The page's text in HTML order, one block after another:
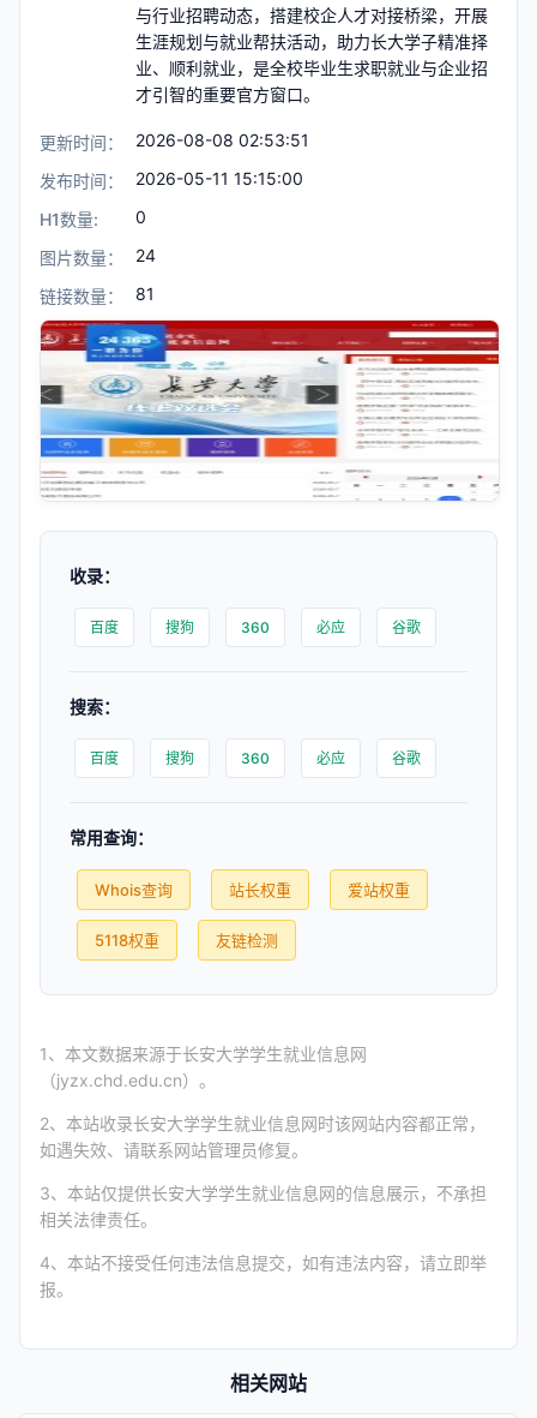
与行业招聘动态，搭建校企人才对接桥梁，开展
生涯规划与就业帮扶活动，助力长大学子精准择
业、顺利就业，是全校毕业生求职就业与企业招
才引智的重要官方窗口。
更新时间：
2026-08-08 02:53:51
发布时间：
2026-05-11 15:15:00
H1数量:
0
图片数量：
24
链接数量：
81
收录：
百度 搜狗 360 必应 谷歌
搜索：
百度 搜狗 360 必应 谷歌
常用查询：
Whois查询 站长权重 爱站权重
5118权重 友链检测
1、本文数据来源于长安大学学生就业信息网
（jyzx.chd.edu.cn）。
2、本站收录长安大学学生就业信息网时该网站内容都正常，
如遇失效、请联系网站管理员修复。
3、本站仅提供长安大学学生就业信息网的信息展示，不承担
相关法律责任。
4、本站不接受任何违法信息提交，如有违法内容，请立即举
报。
相关网站